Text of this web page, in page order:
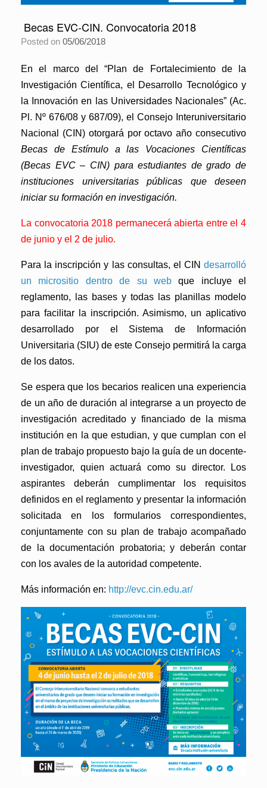
Becas EVC-CIN. Convocatoria 2018
Posted on 05/06/2018
En el marco del “Plan de Fortalecimiento de la
Investigación Científica, el Desarrollo Tecnológico y
la Innovación en las Universidades Nacionales” (Ac.
Pl. Nº 676/08 y 687/09), el Consejo Interuniversitario
Nacional (CIN) otorgará por octavo año consecutivo
Becas de Estímulo a las Vocaciones Científicas
(Becas EVC – CIN) para estudiantes de grado de
instituciones universitarias públicas que deseen
iniciar su formación en investigación.
La convocatoria 2018 permanecerá abierta entre el 4
de junio y el 2 de julio.
Para la inscripción y las consultas, el CIN desarrolló
un micrositio dentro de su webque incluye el
reglamento, las bases y todas las planillas modelo
para facilitar la inscripción. Asimismo, un aplicativo
desarrollado por el Sistema de Información
Universitaria (SIU) de este Consejo permitirá la carga
de los datos.
Se espera que los becarios realicen una experiencia
de un año de duración al integrarse a un proyecto de
investigación acreditado y financiado de la misma
institución en la que estudian, y que cumplan con el
plan de trabajo propuesto bajo la guía de un docente-
investigador, quien actuará como su director. Los
aspirantes deberán cumplimentar los requisitos
definidos en el reglamento y presentar la información
solicitada en los formularios correspondientes,
conjuntamente con su plan de trabajo acompañado
de la documentación probatoria; y deberán contar
con los avales de la autoridad competente.
Más información en: http://evc.cin.edu.ar/